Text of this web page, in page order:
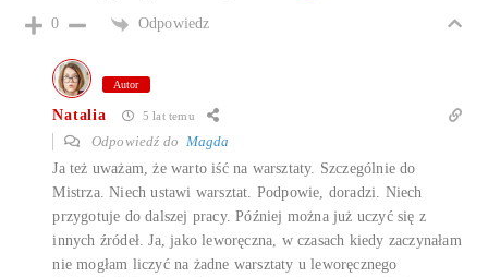
0 Odpowiedz
Autor
Natalia 5 lat temu
Odpowiedź do Magda
Ja też uważam, że warto iść na warsztaty. Szczególnie do
Mistrza. Niech ustawi warsztat. Podpowie, doradzi. Niech
przygotuje do dalszej pracy. Później można już uczyć się z
innych źródeł. Ja, jako leworęczna, w czasach kiedy zaczynałam
nie mogłam liczyć na żadne warsztaty u leworęcznego